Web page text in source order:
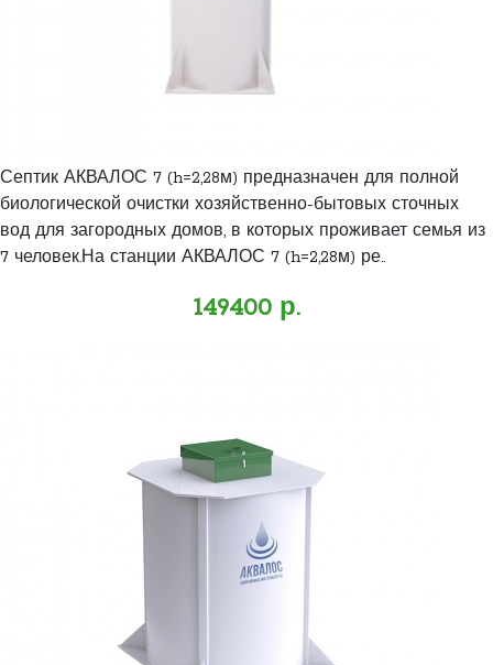
Септик АКВАЛОС 7 (h=2,28м) предназначен для полной
биологической очистки хозяйственно-бытовых сточных
вод для загородных домов, в которых проживает семья из
7 человек.На станции АКВАЛОС 7 (h=2,28м) ре..
149400 р.